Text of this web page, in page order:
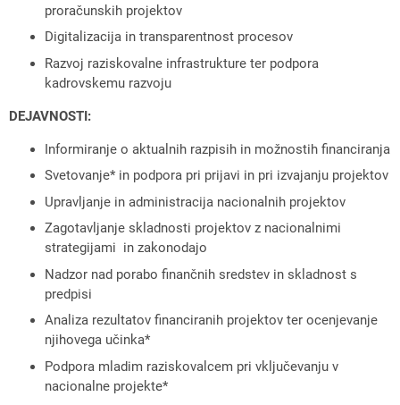
proračunskih projektov
Digitalizacija in transparentnost procesov
Razvoj raziskovalne infrastrukture ter podpora
kadrovskemu razvoju
DEJAVNOSTI:
Informiranje o aktualnih razpisih in možnostih financiranja
Svetovanje* in podpora pri prijavi in pri izvajanju projektov
Upravljanje in administracija nacionalnih projektov
Zagotavljanje skladnosti projektov z nacionalnimi
strategijami in zakonodajo
Nadzor nad porabo finančnih sredstev in skladnost s
predpisi
Analiza rezultatov financiranih projektov ter ocenjevanje
njihovega učinka*
Podpora mladim raziskovalcem pri vključevanju v
nacionalne projekte*